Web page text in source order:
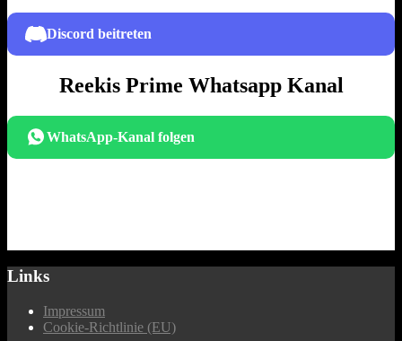
Discord beitreten
Reekis Prime Whatsapp Kanal
WhatsApp-Kanal folgen
Links
Impressum
Cookie-Richtlinie (EU)